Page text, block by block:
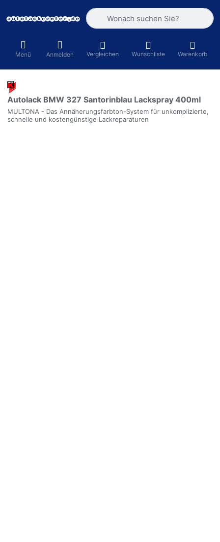
Geben Sie einen Suchbegriff ein.
Menü Anmelden Vergleichen Wunschliste Warenkorb
Autolack BMW 327 Santorinblau Lackspray 400ml
MULTONA - Das Annäherungsfarbton-System für unkomplizierte,
schnelle und kostengünstige Lackreparaturen